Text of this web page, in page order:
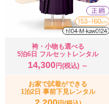
袴・小物も選べる
5泊6日 フルセットレンタル
14,300 円(税込) ～
お家で試着ができる
1泊2日 事前下見レンタル